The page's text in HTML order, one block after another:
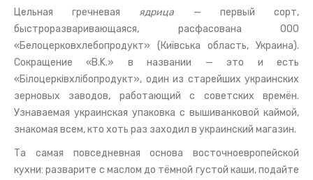
Цельная гречневая ядрица — первый сорт,
быстроразваривающаяся, расфасована ООО
«Белоцерковхлебопродукт» (Київська область, Украина).
Сокращение «B.K.» в названии — это и есть
«Білоцерківхлібопродукт», один из старейших украинских
зерновых заводов, работающий с советских времён.
Узнаваемая украинская упаковка с вышиванковой каймой,
знакомая всем, кто хоть раз заходил в украинский магазин.
Та самая повседневная основа восточноевропейской
кухни: разварите с маслом до тёмной густой каши, подайте